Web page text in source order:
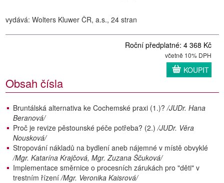
vydává: Wolters Kluwer ČR, a.s., 24 stran
Roční předplatné: 4 368 Kč
včetně 10% DPH
KOUPIT
Obsah čísla
Bruntálská alternativa ke Cochemské praxi (1.)? /JUDr. Hana
Beranová/
Proč je revize pěstounské péče potřeba? (2.)/JUDr. Věra
Nousková/
Stropování nákladů na bydlení aneb nájemné v místě obvyklé
/Mgr. Katarína Krajčová, Mgr. Zuzana Ščuková/
Implementace směrnice o procesních zárukách pro "děti" v
trestním řízení/Mgr. Veronika Kaisrová/